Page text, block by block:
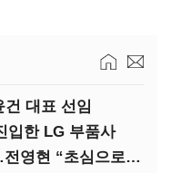
건 대표 선임
입한 LG 부품사
삼성전자, 창립 56주년 행사…전영현 “초심으로 경쟁력 회복해야”